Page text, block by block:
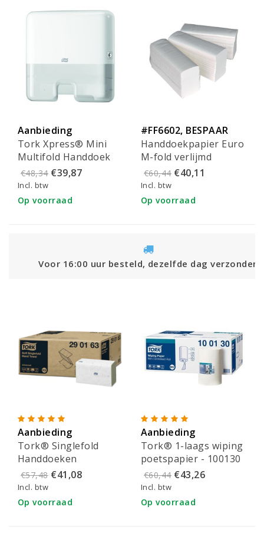
Aanbieding
Tork Xpress® Mini
Multifold Handdoek
Dispenser Wit -
552100
€48,34 €39,87
Incl. btw
Op voorraad
#FF6602, BESPAAR
20% OP TORK
100289!
Handdoekpapier Euro
M-fold verlijmd
Cellulose 2-laags 24 x
20,5 cm
€60,44 €40,11
Incl. btw
Op voorraad
Voor 16:00 uur besteld, dezelfde dag verzonden
Aanbieding
Tork® Singlefold
Handdoeken
Advanced Wit - 290163
€57,48 €41,08
Incl. btw
Op voorraad
Aanbieding
Tork® 1-laags wiping
poetspapier - 100130
€60,44 €43,26
Incl. btw
Op voorraad